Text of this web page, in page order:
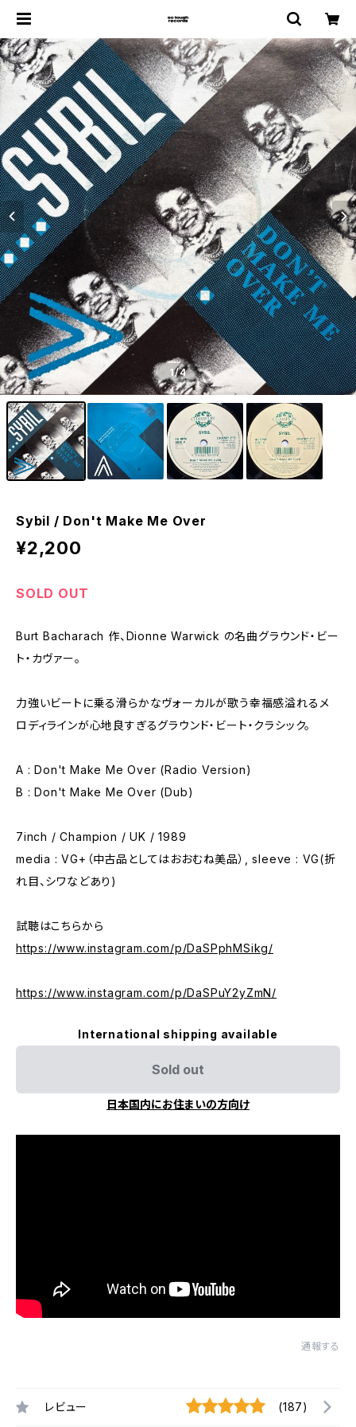
1/4
Sybil / Don't Make Me Over
¥2,200
SOLD OUT
Burt Bacharach 作、Dionne Warwick の名曲グラウンド・ビー
ト・カヴァー。
力強いビートに乗る滑らかなヴォーカルが歌う幸福感溢れるメ
ロディラインが心地良すぎるグラウンド・ビート・クラシック。
A : Don't Make Me Over (Radio Version)
B : Don't Make Me Over (Dub)
7inch / Champion / UK / 1989
media : VG+（中古品としてはおおむね美品）, sleeve : VG(折
れ目、シワなどあり)
試聴はこちらから
https://www.instagram.com/p/DaSPphMSikg/
https://www.instagram.com/p/DaSPuY2yZmN/
International shipping available
Sold out
日本国内にお住まいの方向け
通報する
レビュー (187)